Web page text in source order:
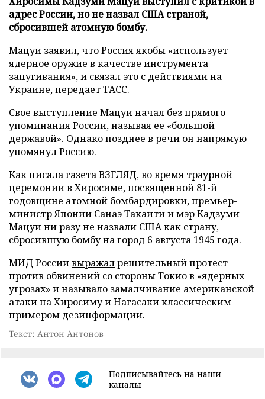
адрес России, но не назвал США страной,
сбросившей атомную бомбу.
Мацуи заявил, что Россия якобы «использует
ядерное оружие в качестве инструмента
запугивания», и связал это с действиями на
Украине, передаетТАСС.
Свое выступление Мацуи начал без прямого
упоминания России, называя ее «большой
державой». Однако позднее в речи он напрямую
упомянул Россию.
Как писала газета ВЗГЛЯД, во время траурной
церемонии в Хиросиме, посвященной 81-й
годовщине атомной бомбардировки, премьер-
министр Японии Санаэ Такаити и мэр Кадзуми
Мацуи ни разуне назвали США как страну,
сбросившую бомбу на город 6 августа 1945 года.
МИД Россиивыражалрешительный протест
против обвинений со стороны Токио в «ядерных
угрозах» и называло замалчивание американской
атаки на Хиросиму и Нагасаки классическим
примером дезинформации.
Текст: Антон Антонов
Подписывайтесь на наши
каналы